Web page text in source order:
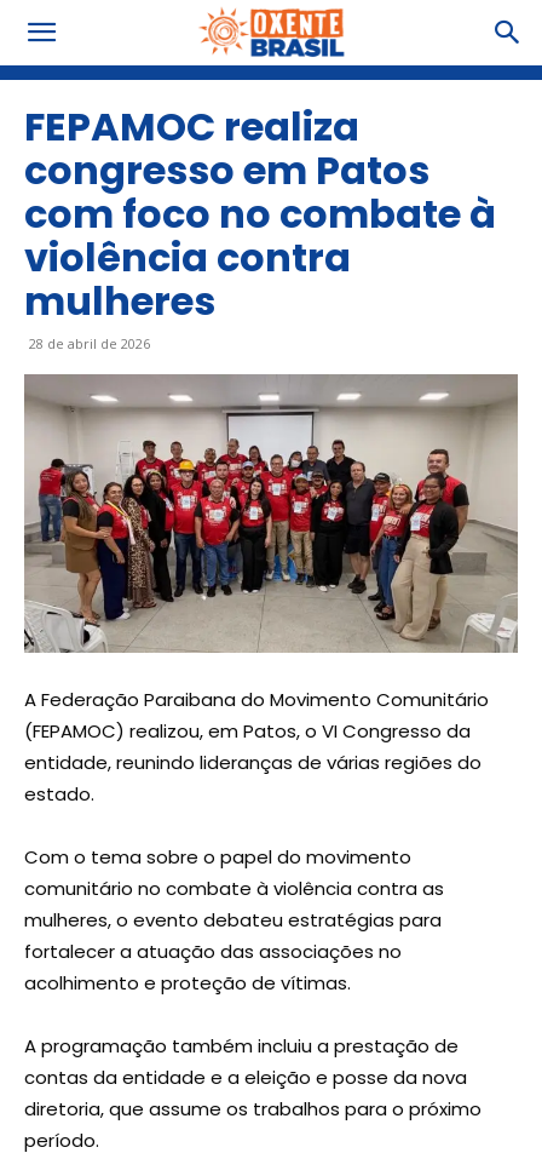
FEPAMOC realiza
congresso em Patos
com foco no combate à
violência contra
mulheres
28 de abril de 2026
A Federação Paraibana do Movimento Comunitário
(FEPAMOC) realizou, em Patos, o VI Congresso da
entidade, reunindo lideranças de várias regiões do
estado.
Com o tema sobre o papel do movimento
comunitário no combate à violência contra as
mulheres, o evento debateu estratégias para
fortalecer a atuação das associações no
acolhimento e proteção de vítimas.
A programação também incluiu a prestação de
contas da entidade e a eleição e posse da nova
diretoria, que assume os trabalhos para o próximo
período.